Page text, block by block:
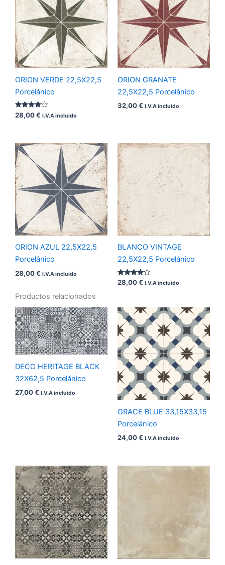
ORION VERDE 22,5X22,5
Porcelánico
Valorado
con
28,00€ I.V.A incluido
ORION GRANATE
22,5X22,5 Porcelánico
32,00€ I.V.A incluido
ORION AZUL 22,5X22,5
Porcelánico
28,00€ I.V.A incluido
BLANCO VINTAGE
22,5X22,5 Porcelánico
Valorado
con
28,00€ I.V.A incluido
Productos relacionados
DECO HERITAGE BLACK
32X62,5 Porcelánico
27,00€ I.V.A incluido
GRACE BLUE 33,15X33,15
Porcelánico
24,00€ I.V.A incluido